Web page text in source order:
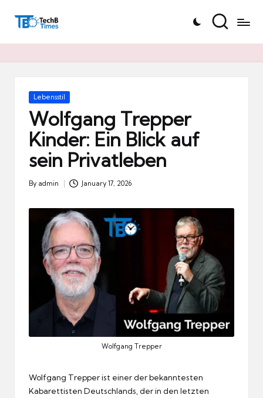
T
h
Posted
Lebensstil
Wolfgang Trepper
Kinder: Ein Blick auf
sein Privatleben
Posted
By admin January 17, 2026
Wolfgang Trepper
Wolfgang Trepper ist einer der bekanntesten
Kabarettisten Deutschlands, der in den letzten